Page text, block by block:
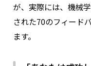
が、実際には、機械
された70のフィード
ます。